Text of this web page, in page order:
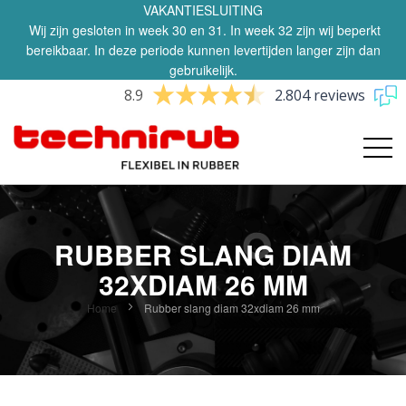
VAKANTIESLUITING
Wij zijn gesloten in week 30 en 31. In week 32 zijn wij beperkt
bereikbaar. In deze periode kunnen levertijden langer zijn dan
gebruikelijk.
8.9 2.804 reviews
RUBBER SLANG DIAM
32XDIAM 26 MM
Home Rubber slang diam 32xdiam 26 mm